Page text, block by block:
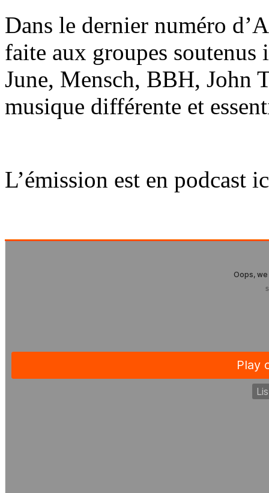
Dans le dernier numéro
faite aux groupes
June, Mensch, BBH, John
musique différente et
L’émission est en podcast